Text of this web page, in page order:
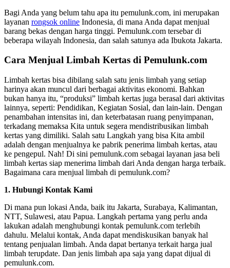
Bagi Anda yang belum tahu apa itu pemulunk.com, ini merupakan
layanan rongsok online Indonesia, di mana Anda dapat menjual
barang bekas dengan harga tinggi. Pemulunk.com tersebar di
beberapa wilayah Indonesia, dan salah satunya ada Ibukota Jakarta.
Cara Menjual Limbah Kertas di Pemulunk.com
Limbah kertas bisa dibilang salah satu jenis limbah yang setiap
harinya akan muncul dari berbagai aktivitas ekonomi. Bahkan
bukan hanya itu, “produksi” limbah kertas juga berasal dari aktivitas
lainnya, seperti: Pendidikan, Kegiatan Sosial, dan lain-lain. Dengan
penambahan intensitas ini, dan keterbatasan ruang penyimpanan,
terkadang memaksa Kita untuk segera mendistribusikan limbah
kertas yang dimiliki. Salah satu Langkah yang bisa Kita ambil
adalah dengan menjualnya ke pabrik penerima limbah kertas, atau
ke pengepul. Nah! Di sini pemulunk.com sebagai layanan jasa beli
limbah kertas siap menerima limbah dari Anda dengan harga terbaik.
Bagaimana cara menjual limbah di pemulunk.com?
1. Hubungi Kontak Kami
Di mana pun lokasi Anda, baik itu Jakarta, Surabaya, Kalimantan,
NTT, Sulawesi, atau Papua. Langkah pertama yang perlu anda
lakukan adalah menghubungi kontak pemulunk.com terlebih
dahulu. Melalui kontak, Anda dapat mendiskusikan banyak hal
tentang penjualan limbah. Anda dapat bertanya terkait harga jual
limbah terupdate. Dan jenis limbah apa saja yang dapat dijual di
pemulunk.com.